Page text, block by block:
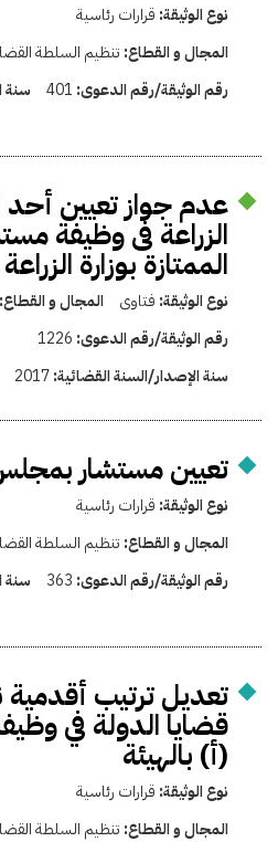
نوع الوثيقة: قرارات رئاسية
المجال و القطاع: تنظيم السلطة
رقم الوثيقة/رقم الدعوى: 401 سنة
عدم جواز تعيين أحد
الزراعة فى وظيفة
الممتازة بوزارة
نوع الوثيقة: فتاوى المجال و القطاع:
رقم الوثيقة/رقم الدعوى: 1226
سنة الإصدار/السنة القضائية:2017
تعيين مستشار
نوع الوثيقة: قرارات رئاسية
المجال و القطاع: تنظيم السلطة
رقم الوثيقة/رقم الدعوى: 363 سنة
تعديل ترتيب
قضايا الدولة في
(أ) بالهيئة
نوع الوثيقة: قرارات رئاسية
المجال و القطاع: تنظيم السلطة